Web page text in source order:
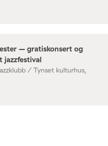
– gratiskonsert og
jazzfestival
/ Tynset kulturhus,